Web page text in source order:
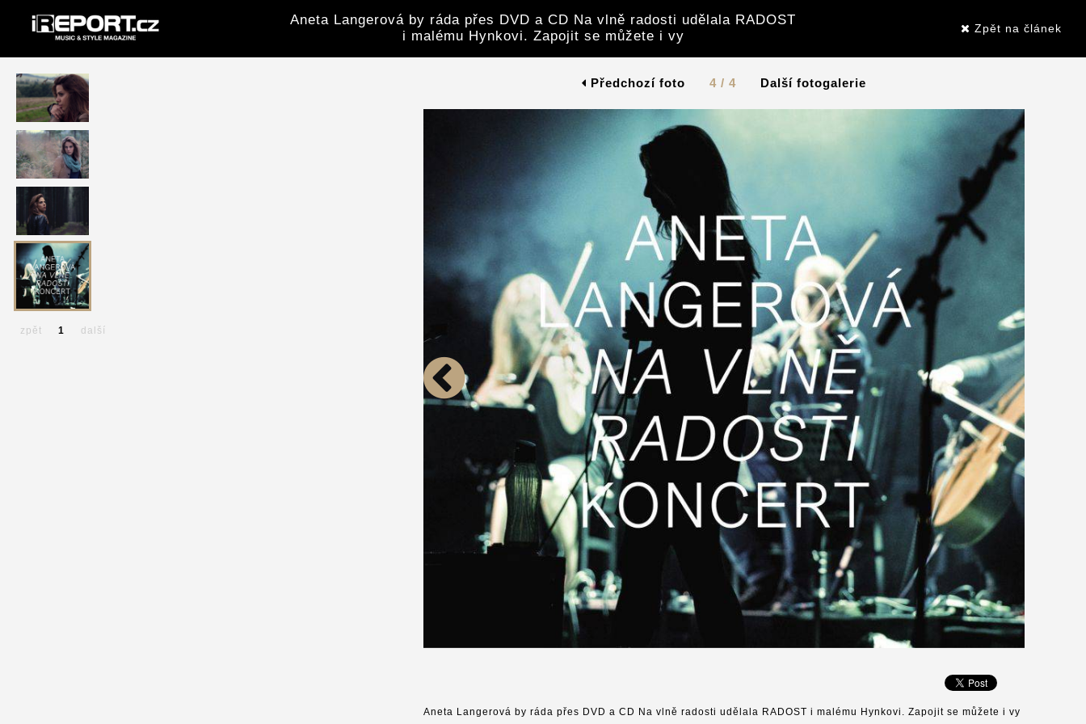
Aneta Langerová by ráda přes DVD a CD Na vlně radosti udělala RADOST
i malému Hynkovi. Zapojit se můžete i vy
Zpět na článek
Předchozí foto 4 / 4 Další fotogalerie
Aneta Langerová by ráda přes DVD a CD Na vlně radosti udělala RADOST i malému Hynkovi. Zapojit se můžete i vy
zpět 1 další